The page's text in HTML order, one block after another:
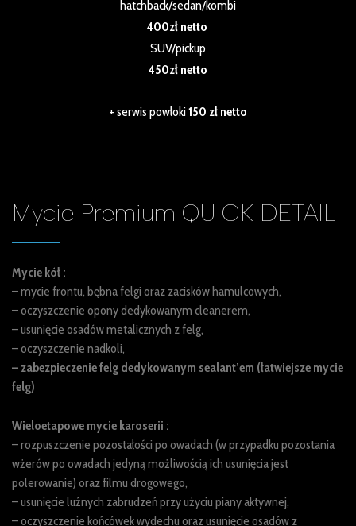
hatchback/sedan/kombi
400zł netto
SUV/pickup
450zł netto
+ serwis powłoki150 zł netto
Mycie Premium QUICK DETAIL
Mycie kół :
– mycie frontu, bębna felgi oraz zacisków hamulcowych,
– oczyszczenie opony dedykowanym cleanerem,
– usunięcie osadów metalicznych z felg,
– oczyszczenie nadkoli,
– zabezpieczenie felg dedykowanym sealant’em (łatwiejsze mycie
felg)
Wieloetapowe mycie karoserii :
– rozpuszczenie pozostałości po owadach (w przypadku pozostania
wżerów po owadach jedyną możliwością ich usunięcia jest
polerowanie) oraz filmu drogowego,
– usunięcie luźnych zabrudzeń przy użyciu piany aktywnej,
– oczyszczenie końcówek wydechu oraz usunięcie osadów z